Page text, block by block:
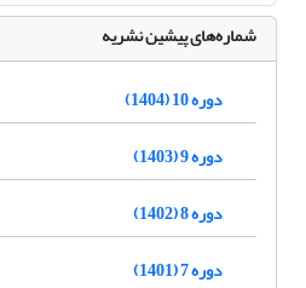
شماره‌های پیشین نشریه
دوره 10 (1404)
دوره 9 (1403)
دوره 8 (1402)
دوره 7 (1401)